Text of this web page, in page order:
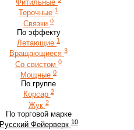
Фитильные
Терочные 1
Связки 0
По эффекту
Летающие 1
Вращающиеся 3
Со свистом 0
Мощные 0
По группе
Корсар 2
Жук 2
По торговой марке
Русский Фейерверк 10